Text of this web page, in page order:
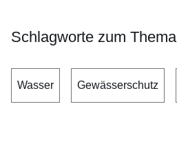
Schlagworte zum Thema
Wasser Gewässerschutz